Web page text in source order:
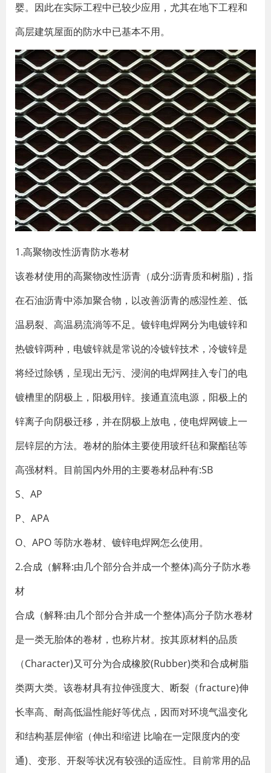
婴。因此在实际工程中已较少应用，尤其在地下工程和
高层建筑屋面的防水中已基本不用。
1.高聚物改性沥青防水卷材
该卷材使用的高聚物改性沥青（成分:沥青质和树脂)，指
在石油沥青中添加聚合物，以改善沥青的感湿性差、低
温易裂、高温易流淌等不足。镀锌电焊网分为电镀锌和
热镀锌两种，电镀锌就是常说的冷镀锌技术，冷镀锌是
将经过除锈，呈现出无污、浸润的电焊网挂入专门的电
镀槽里的阴极上，阳极用锌。接通直流电源，阳极上的
锌离子向阴极迁移，并在阴极上放电，使电焊网镀上一
层锌层的方法。卷材的胎体主要使用玻纤毡和聚酯毡等
高强材料。目前国内外用的主要卷材品种有:SB
S、AP
P、APA
O、APO 等防水卷材、镀锌电焊网怎么使用。
2.合成（解释:由几个部分合并成一个整体)高分子防水卷
材
合成（解释:由几个部分合并成一个整体)高分子防水卷材
是一类无胎体的卷材，也称片材。按其原材料的品质
（Character)又可分为合成橡胶(Rubber)类和合成树脂
类两大类。该卷材具有拉伸强度大、断裂（fracture)伸
长率高、耐高低温性能好等优点，因而对环境气温变化
和结构基层伸缩（伸出和缩进 比喻在一定限度内的变
通)、变形、开裂等状况有较强的适应性。目前常用的品